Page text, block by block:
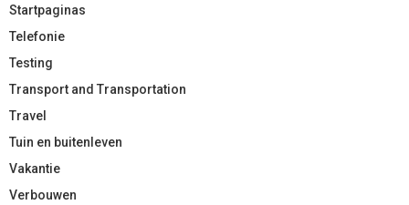
Startpaginas
Telefonie
Testing
Transport and Transportation
Travel
Tuin en buitenleven
Vakantie
Verbouwen